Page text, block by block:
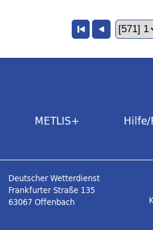
METLIS+ Hilfe/
Deutscher Wetterdienst
Frankfurter Straße 135
63067 Offenbach